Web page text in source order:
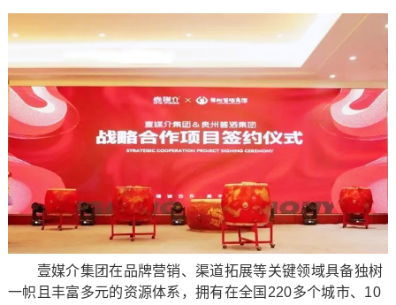
壹媒介集团在品牌营销、渠道拓展等关键领域具备独树
一帜且丰富多元的资源体系，拥有在全国220多个城市、10